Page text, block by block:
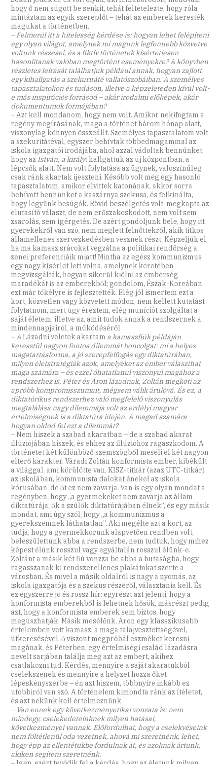
hogy ő nem súgott be senkit, tehát feltételezte, hogy róla
mintáztam az egyik szereplőt – tehát az emberek keresték
magukat a történetben.
– Felmerül itt a hitelesség kérdése is: hogyan lehet felépíteni
egy olyan világot, amelynek mi magunk legfennebb közvetve
voltunk részesei, és a fiktív történetek kísértetiesen
hasonlítanak valóban megtörtént eseményekre? A könyvben
részletes leírását találhatjuk például annak, hogyan zajlott
egy kihallgatás a szekuritáté vallatószobáiban. A személyes
tapasztalatokon és tudáson, illetve a képzeleteden kívül volt-
e más inspirációs forrásod – akár irodalmi előképek, akár
dokumentumok formájában?
– Azt kell mondanom, hogy nem volt. Amikor nekifogtam a
regény megírásának, maga a történet három hónap alatt,
viszonylag könnyen összeállt. Személyes tapasztalatom volt
a szekuritátéval, egyszer behívtak többedmagammal az
iskola igazgatói irodájába, ahol azzal vádoltak bennünket,
hogy az István, a királyt hallgattuk az új központban, a
lépcsők alatt. Nem volt folytatása az ügynek, valószínűleg
csak ránk akartak ijeszteni. Később volt még egy hasonló
tapasztalatom, amikor elvittek katonának, akkor sorra
behívott bennünket a kaszárnya szekusa, és felkínálta,
hogy legyünk besúgók. Rövid beszélgetés volt, megkapta az
elutasító választ, de nem erőszakoskodott, nem volt sem
zsarolás, sem ígérgetés. De azért gondoljunk bele, hogy itt
gyerekekről van szó, nem meglett felnőttekről, akik titkos
államellenes szervezkedésben vesznek részt. Képzeljük el,
ha ma kamasz srácokat vegzálna a politikai rendőrség a
zenei preferenciáik miatt! Mintha az egész kommunizmus
egy nagy kísérlet lett volna, amelynek keretében
megvizsgálták, hogyan sikerül kiölni az emberség
maradékát is az emberekből; gondolom, Észak-Koreában
ezt már tökélyre is fejlesztették. Elég jól ismertem ezt a
kort, közvetlen vagy közvetett módon, nem kellett kutatást
folytatnom, mert úgy éreztem, elég muníciót szolgáltat a
saját életem, illetve az, amit tudok annak a rendszernek a
mindennapjairól, a működéséről.
– ALázadni veletek akartam a kamaszfiúk példáján
keresztül nagyon fontos dilemmát boncolgat: mi a helyes
magatartásforma, a jó szerepfelfogás egy diktatúrában,
milyen életstratégiák azok, amelyeket az ember választhat
maga számára – és ezzel óhatatlanul viszonyul magához a
rendszerhez is. Péter és Áron lázadnak, Zoltán megköti az
apróbb kompromisszumait, mégsem válik árulóvá. És ez, a
diktatórikus rendszerhez való megfelelő viszonyulás
megtalálása nagy dilemmája volt az erdélyi magyar
értelmiségnek is a diktatúra idején. A magad számára
hogyan oldod fel ezt a dilemmát?
– Nem hiszek a szabad akaratban – de a szabad akarat
illúziójában hiszek, és ehhez az illúzióhoz ragaszkodom. A
történetet két különböző szemszögből meséli el két nagyon
eltérő karakter. Váradi Zoltán konformista ember, kibékült
a világgal, ami körülötte van, KISZ-titkár (azaz UTC-titkár)
az iskolában, kommunista dalokat énekel az iskola
kórusában, de őt ez nem zavarja. Van is egy olyan mondat a
regényben, hogy „a gyermekeket nem zavarja az állam
diktatúrája, ők a szülők diktatúrájában élnek”, és egy másik
mondat, ami úgy szól, hogy „a kommunizmus a
gyerekszemnek láthatatlan”. Aki megélte azt a kort, az
tudja, hogy a gyermekkorunk alapvetően rendben volt,
beleszülettünk abba a rendszerbe, nem tudtuk, hogy mihez
képest élünk rosszul vagy egyáltalán rosszul élünk-e.
Zoltánt a másik két fiú vonzza be abba a butaságba, hogy
ragasszanak ki rendszerellenes plakátokat szerte a
városban. És mivel a másik oldalról is nagy a nyomás, az
iskola igazgatója és a szekus részéről, választania kell. És
ez egyszerre jó és rossz hír: egyrészt azt jelenti, hogy a
konformista emberekből is lehetnek hősök, másrészt pedig
azt, hogy a konformista emberek sem biztos, hogy
megúszhatják. Másik mesélőnk, Áron egy klasszikusabb
értelemben vett kamasz, a maga talajvesztettségével,
útkeresésével, ő viszont megpróbál eszméket keresni
magának, és Péterben, egy értelmiségi család lázadásra
nevelt sarjában találja meg azt az embert, akihez
csatlakozni tud. Kérdés, mennyire a saját akaratukból
cselekszenek és mennyire a helyzet hozza őket
lépéskényszerbe – én azt hiszem, többnyire inkább ez
utóbbiról van szó. A történelem kimondta ránk az ítéletet,
és azt nekünk kell értelmeznünk.
– Van ennek egy következményetikai vonzata is: nem
mindegy, cselekedeteinknek milyen hatásai,
következményei vannak. Előfordulhat, hogy a cselekvéseink
nem föltétlenül oda vezetnek, ahová mi szeretnénk, lehet,
hogy épp az ellentétükbe fordulnak át, és azoknak ártunk,
akiken segíteni szeretnénk.